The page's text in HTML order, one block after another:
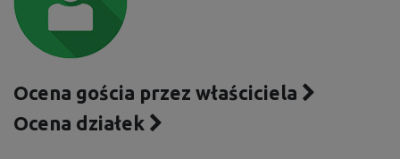
Ocena gościa przez właściciela
Ocena działek